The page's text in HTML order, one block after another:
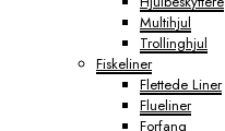
Multihjul
Trollinghjul
Fiskeliner
Flettede Liner
Flueliner
Forfang